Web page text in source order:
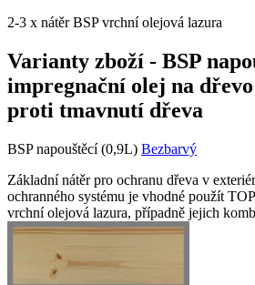
2-3 x nátěr BSP vrchní olejová lazura
Varianty zboží - BSP
impregnační olej na
proti tmavnutí dřeva
BSP napouštěcí (0,9L) Bezbarvý
Základní nátěr pro ochranu dřeva v
ochranného systému je vhodné použít
vrchní olejová lazura, případně jejich